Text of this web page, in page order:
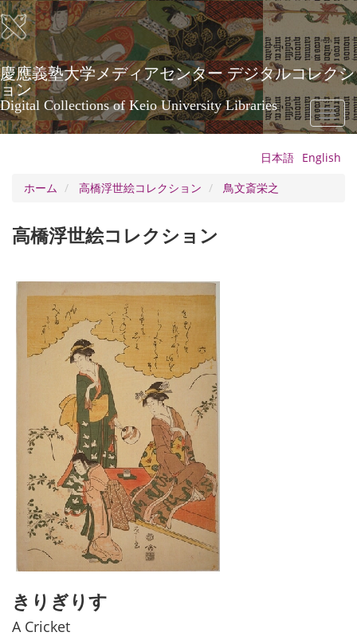
メ
イ
ン
コ
ン
テ
ン
ツ
に
慶應義塾大学メディアセンター デジタルコレクシ
ョン
Digital Collections of Keio University Libraries
Toggle
日本語 English
ホーム
高橋浮世絵コレクション 鳥文斎栄之
高橋浮世絵コレクション
きりぎりす
A Cricket